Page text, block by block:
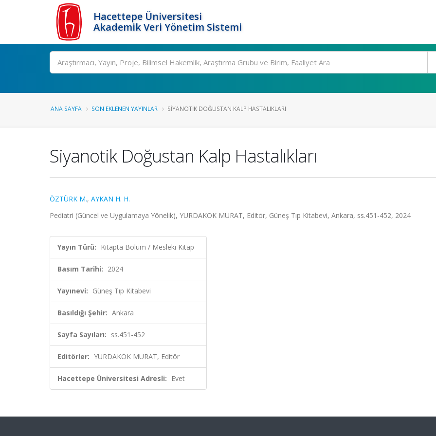
Hacettepe Üniversitesi
Akademik Veri Yönetim Sistemi
Ara
ANA SAYFA SON EKLENEN YAYINLAR SIYANOTIK DOĞUSTAN KALP HASTALIKLARI
Siyanotik Doğustan Kalp Hastalıkları
ÖZTÜRK M., AYKAN H. H.
Pediatri (Güncel ve Uygulamaya Yönelik), YURDAKÖK MURAT, Editör, Güneş Tıp Kitabevi, Ankara, ss.451-452, 2024
Yayın Türü: Kitapta Bölüm / Mesleki Kitap
Basım Tarihi: 2024
Yayınevi: Güneş Tıp Kitabevi
Basıldığı Şehir: Ankara
Sayfa Sayıları: ss.451-452
Editörler: YURDAKÖK MURAT, Editör
Hacettepe Üniversitesi Adresli: Evet